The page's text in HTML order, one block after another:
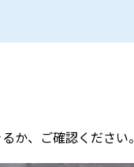
か、ご確認ください。